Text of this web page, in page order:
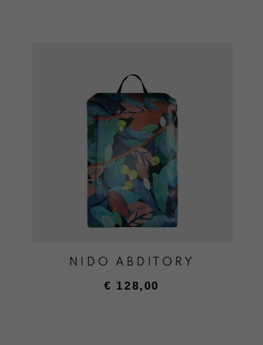
NIDO ABDITORY
€ 128,00